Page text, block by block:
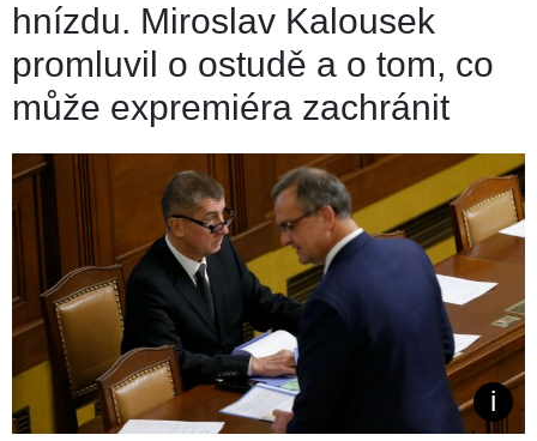
hnízdu. Miroslav Kalousek
promluvil o ostudě a o tom, co
může expremiéra zachránit